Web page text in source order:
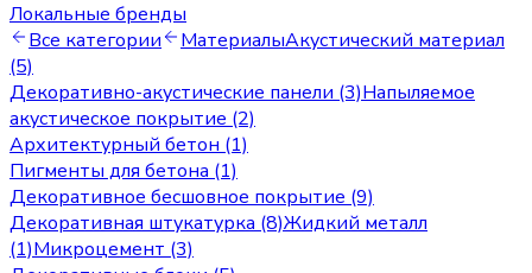
Локальные бренды
Все категории
МатериалыАкустический материал
(5)
Декоративно-акустические панели (3)Напыляемое
акустическое покрытие (2)
Архитектурный бетон (1)
Пигменты для бетона (1)
Декоративное бесшовное покрытие (9)
Декоративная штукатурка (8)Жидкий металл
(1)Микроцемент (3)